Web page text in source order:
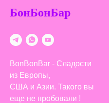
БонБонБар
BonBonBar - Сладости
из Европы,
США и Азии. Такого вы
еще не пробовали !